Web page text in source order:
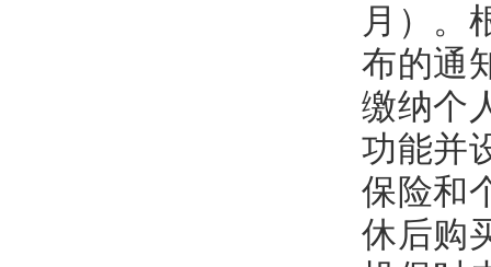
月）。
布的通
缴纳个
功能并
保险和
休后购